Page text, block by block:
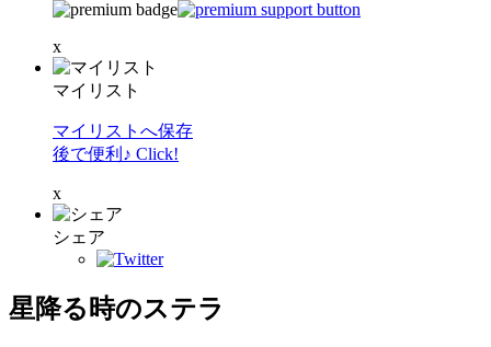
x
マイリスト
マイリストへ保存
後で便利♪ Click!
x
シェア
星降る時のステラ